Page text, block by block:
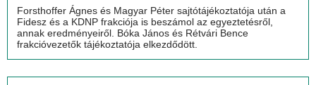
Forsthoffer Ágnes és Magyar Péter sajtótájékoztatója után a
Fidesz és a KDNP frakciója is beszámol az egyeztetésről,
annak eredményeiről. Bóka János és Rétvári Bence
frakcióvezetők tájékoztatója elkezdődött.